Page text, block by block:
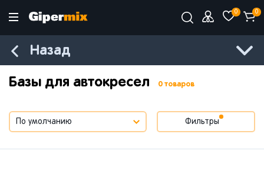
0 0
Назад
Базы для автокресел 0 товаров
Фильтры